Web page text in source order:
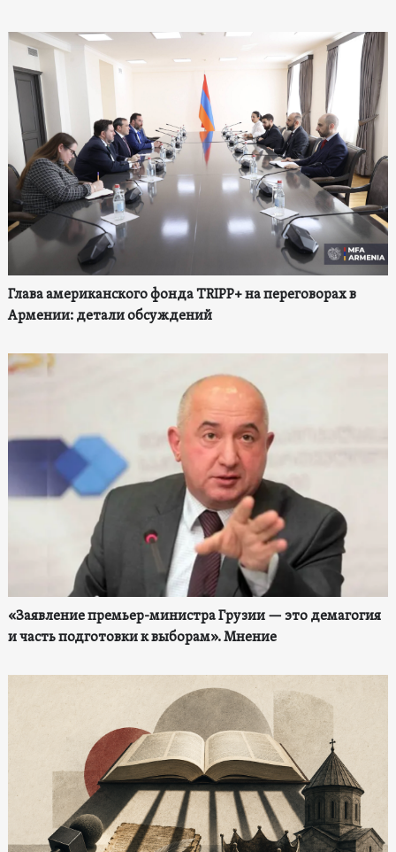
Глава американского фонда TRIPP+ на переговорах в
Армении: детали обсуждений
«Заявление премьер-министра Грузии — это демагогия
и часть подготовки к выборам». Мнение